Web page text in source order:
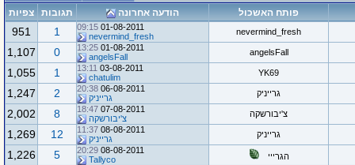
פותח האשכול
הודעה אחרונה תגובות צפיות
nevermind_fresh
01-08-2011
09:15
nevermind_fresh
1
951
angelsFall
01-08-2011
13:25
angelsFall
0
1,107
YK69
03-08-2011
13:11
chatulim
1
1,055
גרייניק 06-08-2011
20:38
גרייניק
2
1,247
צ'יבורשקה 07-08-2011
18:47
צ'יבורשקה
8
2,002
גרייניק 08-08-2011
11:37
גרייניק
12
1,269
הגרייי
08-08-2011
20:29
Tallyco
5
1,226